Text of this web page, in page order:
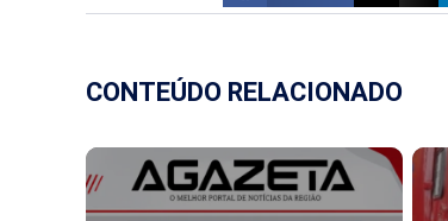
CONTEÚDO RELACIONADO